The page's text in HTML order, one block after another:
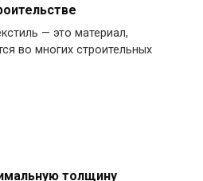
— это материал,
во многих строительных
толщину